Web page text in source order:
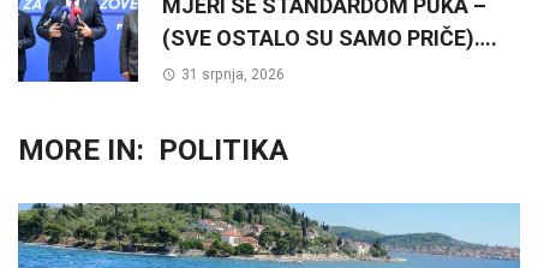
MJERI SE STANDARDOM PUKA –
(SVE OSTALO SU SAMO PRIČE)….
31 srpnja, 2026
MORE IN: POLITIKA